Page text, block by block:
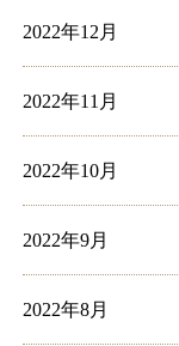
2022年12月
2022年11月
2022年10月
2022年9月
2022年8月